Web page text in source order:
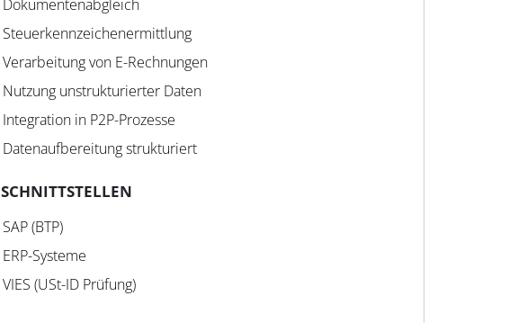
Dokumentenabgleich
Steuerkennzeichenermittlung
Verarbeitung von E-Rechnungen
Nutzung unstrukturierter Daten
Integration in P2P-Prozesse
Datenaufbereitung strukturiert
SCHNITTSTELLEN
SAP (BTP)
ERP-Systeme
VIES (USt-ID Prüfung)